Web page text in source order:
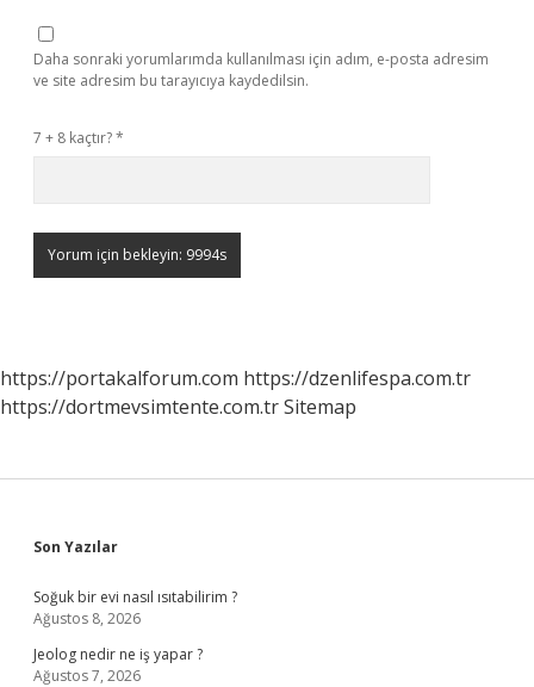
Daha sonraki yorumlarımda kullanılması için adım, e-posta adresim
ve site adresim bu tarayıcıya kaydedilsin.
7 + 8 kaçtır?*
https://portakalforum.com https://dzenlifespa.com.tr
https://dortmevsimtente.com.trSitemap
Sidebar
Son Yazılar
Soğuk bir evi nasıl ısıtabilirim ?
Ağustos 8, 2026
Jeolog nedir ne iş yapar ?
Ağustos 7, 2026